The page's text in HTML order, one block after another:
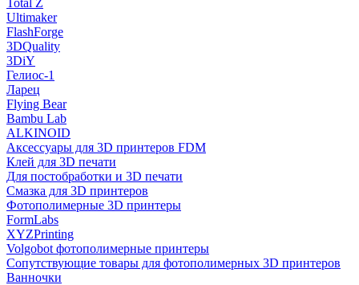
Total Z
Ultimaker
FlashForge
3DQuality
3DiY
Гелиос-1
Ларец
Flying Bear
Bambu Lab
ALKINOID
Аксессуары для 3D принтеров FDM
Клей для 3D печати
Для постобработки и 3D печати
Смазка для 3D принтеров
Фотополимерные 3D принтеры
FormLabs
XYZPrinting
Volgobot фотополимерные принтеры
Сопутствующие товары для фотополимерных 3D принтеров
Ванночки